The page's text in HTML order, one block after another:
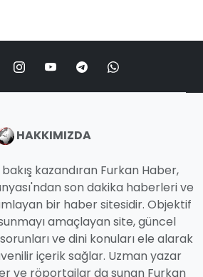
HAKKIMIZDA
kazandıran Furkan Haber,
son dakika haberleri ve
bir haber sitesidir. Objektif
amaçlayan site, güncel
ve dini konuları ele alarak
içerik sağlar. Uzman yazar
ve röportajlar da sunan Furkan